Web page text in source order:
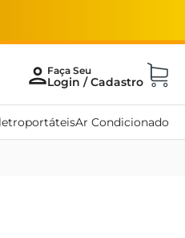
Ar Condicionado